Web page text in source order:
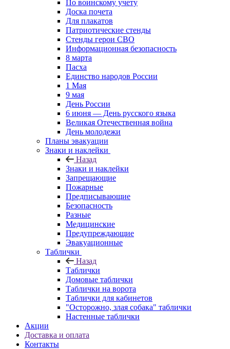
По воинскому учету
Доска почета
Для плакатов
Патриотические стенды
Стенды герои СВО
Информационная безопасность
8 марта
Пасха
Единство народов России
1 Мая
9 мая
День России
6 июня — День русского языка
Великая Отечественная война
День молодежи
Планы эвакуации
Знаки и наклейки
Назад
Знаки и наклейки
Запрещающие
Пожарные
Предписывающие
Безопасность
Разные
Медицинские
Предупреждающие
Эвакуационные
Таблички
Назад
Таблички
Домовые таблички
Таблички на ворота
Таблички для кабинетов
"Осторожно, злая собака" таблички
Настенные таблички
Акции
Доставка и оплата
Контакты